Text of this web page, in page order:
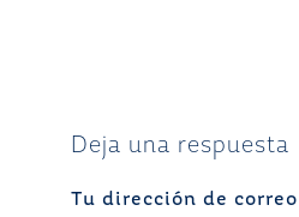
Deja una respuesta
Tu dirección de